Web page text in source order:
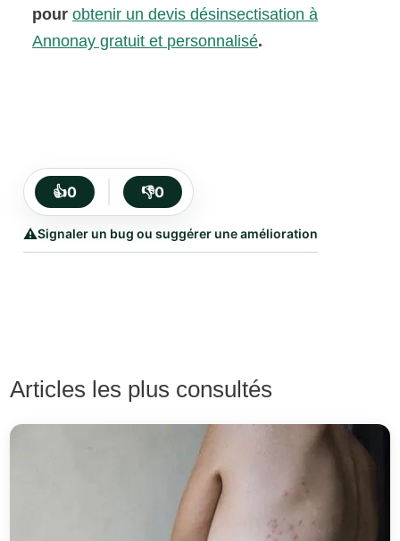
pourobtenir un devis désinsectisation à
Annonay gratuit et personnalisé.
👍0 👎0
⚠️Signaler un bug ou suggérer une amélioration
Articles les plus consultés